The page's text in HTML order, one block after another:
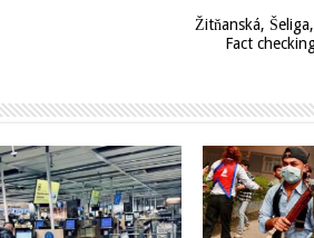
Žitňanská,
Fact